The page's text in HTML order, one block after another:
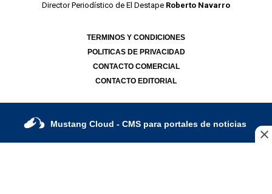
Director Periodístico de El Destape Roberto Navarro
TERMINOS Y CONDICIONES
POLITICAS DE PRIVACIDAD
CONTACTO COMERCIAL
CONTACTO EDITORIAL
Mustang Cloud - CMS para portales de noticias